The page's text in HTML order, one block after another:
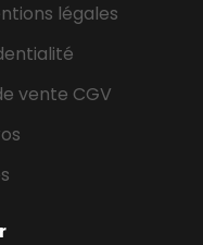
légales
vente CGV